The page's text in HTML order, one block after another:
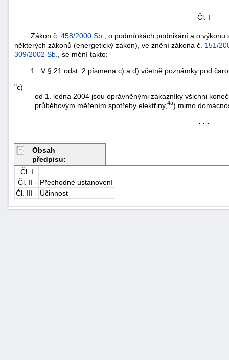
Čl. I
Zákon č. 458/2000 Sb.
, o podmínkách podnikání a o
některých zákonů (energetický zákon), ve znění zákona č. 151/
309/2002 Sb.
, se mění takto:
1. V § 21 odst. 2 písmena c) a d) včetně poznámky pod
"c)
od 1. ledna 2004 jsou oprávněnými zákazníky všichni
průběhovým měřením spotřeby elektřiny, 4a) mimo
. . .
Obsah
předpisu:
Čl. I
Čl. II - Přechodné ustanovení
Čl. III - Účinnost
náhrady